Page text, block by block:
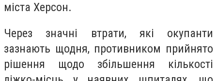
міста Херсон.
Через значні втрати, які окупанти
зазнають щодня, противником прийнято
рішення щодо збільшення кількості